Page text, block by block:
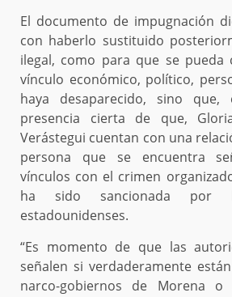
El documento de impugnación
con haberlo sustituido
ilegal, como para que se pueda
vínculo económico, político,
haya desaparecido, sino que,
presencia cierta de que,
Verástegui cuentan con una
persona que se encuentra
vínculos con el crimen
ha sido sancionada por
estadounidenses.
“Es momento de que las
señalen si verdaderamente
narco-gobiernos de Morena